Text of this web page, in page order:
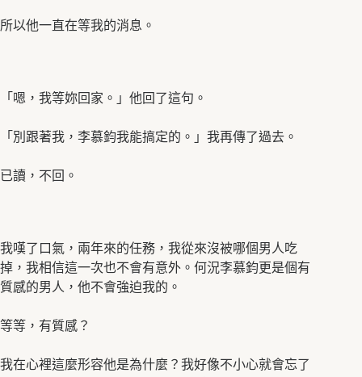
所以他一直在等我的消息。
「嗯，我等妳回家。」他回了這句。
「別跟著我，李慕鈞我能搞定的。」我再傳了過去。
已讀，不回。
我嘆了口氣，兩年來的任務，我從來沒被哪個男人吃
掉，我相信這一次也不會有意外。何況李慕鈞更是個有
質感的男人，他不會強迫我的。
等等，有質感？
我在心裡這麼形容他是為什麼？我好像不小心就會忘了